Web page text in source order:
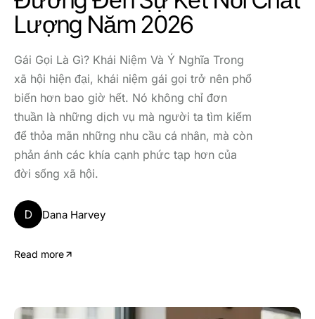
Lượng Năm 2026
Gái Gọi Là Gì? Khái Niệm Và Ý Nghĩa Trong
xã hội hiện đại, khái niệm gái gọi trở nên phổ
biến hơn bao giờ hết. Nó không chỉ đơn
thuần là những dịch vụ mà người ta tìm kiếm
để thỏa mãn những nhu cầu cá nhân, mà còn
phản ánh các khía cạnh phức tạp hơn của
đời sống xã hội.
D Dana Harvey
Read more